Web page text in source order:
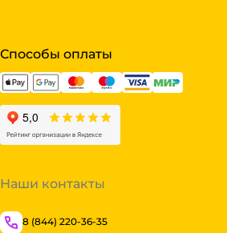
Способы оплаты
Наши контакты
8 (844) 220-36-35